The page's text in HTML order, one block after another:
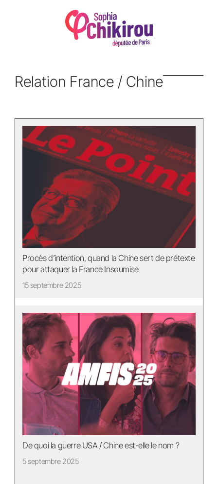
Relation France / Chine
Procès d’intention, quand la Chine sert de prétexte
pour attaquer la France Insoumise
15 septembre 2025
De quoi la guerre USA / Chine est-elle le nom ?
5 septembre 2025